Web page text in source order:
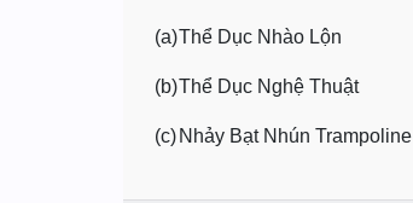
(a)Thể Dục Nhào Lộn
(b)Thể Dục Nghệ Thuật
(c) Nhảy Bạt Nhún Trampoline